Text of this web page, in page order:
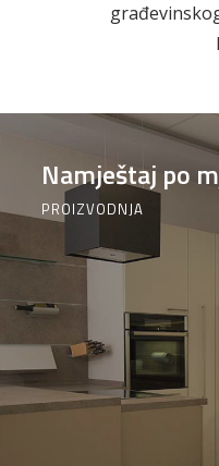
Vodomaterijal
dovratnici
ElektromaterijalVijčana
roba
Namještaj po
PROIZVODNJA